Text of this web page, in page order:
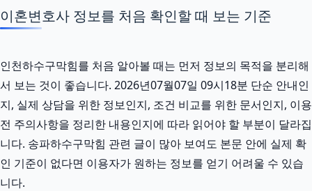
이혼변호사 정보를 처음 확인할 때 보는 기준
인천하수구막힘를 처음 알아볼 때는 먼저 정보의 목적을 분리해
서 보는 것이 좋습니다. 2026년07월07일 09시18분 단순 안내인
지, 실제 상담을 위한 정보인지, 조건 비교를 위한 문서인지, 이용
전 주의사항을 정리한 내용인지에 따라 읽어야 할 부분이 달라집
니다. 송파하수구막힘 관련 글이 많아 보여도 본문 안에 실제 확
인 기준이 없다면 이용자가 원하는 정보를 얻기 어려울 수 있습
니다.